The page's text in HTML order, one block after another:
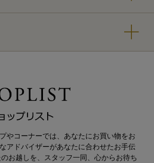
やコーナーでは、あなたにお買い物をお
アドバイザーがあなたに合わせたお手伝
お越しを、スタッフ一同、心からお待ち